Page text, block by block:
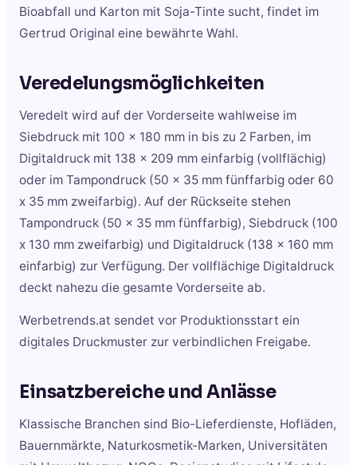
Bioabfall und Karton mit Soja-Tinte sucht, findet im
Gertrud Original eine bewährte Wahl.
Veredelungsmöglichkeiten
Veredelt wird auf der Vorderseite wahlweise im
Siebdruck mit 100 x 180 mm in bis zu 2 Farben, im
Digitaldruck mit 138 x 209 mm einfarbig (vollflächig)
oder im Tampondruck (50 x 35 mm fünffarbig oder 60
x 35 mm zweifarbig). Auf der Rückseite stehen
Tampondruck (50 x 35 mm fünffarbig), Siebdruck (100
x 130 mm zweifarbig) und Digitaldruck (138 x 160 mm
einfarbig) zur Verfügung. Der vollflächige Digitaldruck
deckt nahezu die gesamte Vorderseite ab.
Werbetrends.at sendet vor Produktionsstart ein
digitales Druckmuster zur verbindlichen Freigabe.
Einsatzbereiche und Anlässe
Klassische Branchen sind Bio-Lieferdienste, Hofläden,
Bauernmärkte, Naturkosmetik-Marken, Universitäten